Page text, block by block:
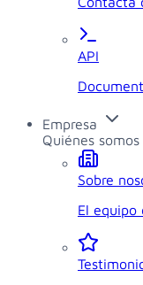
API
Empresa
Quiénes somos
Sobre
El equipo